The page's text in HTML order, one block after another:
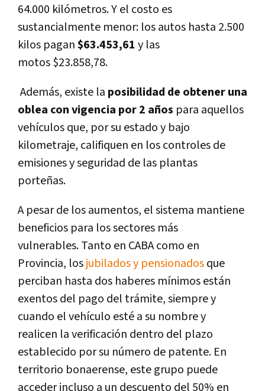
64.000 kilómetros. Y el costo es
sustancialmente menor: los autos hasta 2.500
kilos pagan$63.453,61 y las
motos$23.858,78.
Además, existe la posibilidad de obtener una
oblea con vigencia por2 años para aquellos
vehículos que, por su estado y bajo
kilometraje, califiquen en los controles de
emisiones y seguridad de las plantas
porteñas.
A pesar de los aumentos, el sistema mantiene
beneficios para los sectores más
vulnerables.Tanto en CABA como en
Provincia, losjubilados y pensionadosque
perciban hasta dos haberes mínimosestán
exentos del pago del trámite, siempre y
cuando el vehículo esté a su nombre y
realicen la verificación dentro del plazo
establecido por su número de patente. En
territorio bonaerense, este grupo puede
acceder incluso a un descuento del 50% en